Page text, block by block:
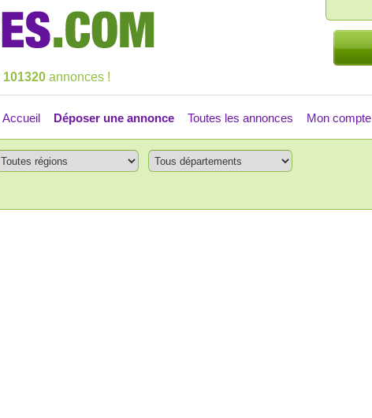
101320 annonces !
Accueil Déposer une annonce Toutes les annonces Mon compte